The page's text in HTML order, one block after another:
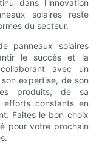
dans l'innovation
solaires reste
du secteur.
panneaux solaires
le succès et la
avec un
expertise, de son
produits, de sa
constants en
Faites le bon choix
pour votre prochain